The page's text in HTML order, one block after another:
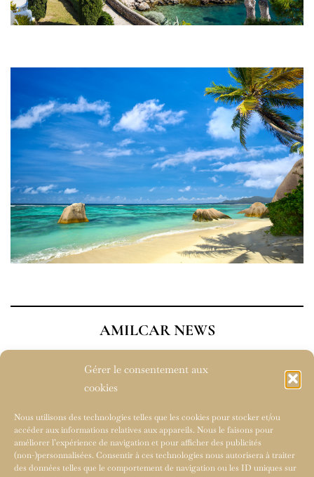
Gérer le consentement aux
cookies
Nous utilisons des technologies telles que les cookies pour stocker et/ou
accéder aux informations relatives aux appareils. Nous le faisons pour
améliorer l’expérience de navigation et pour afficher des publicités
(non-)personnalisées. Consentir à ces technologies nous autorisera à traiter
des données telles que le comportement de navigation ou les ID uniques sur
AMILCAR NEWS